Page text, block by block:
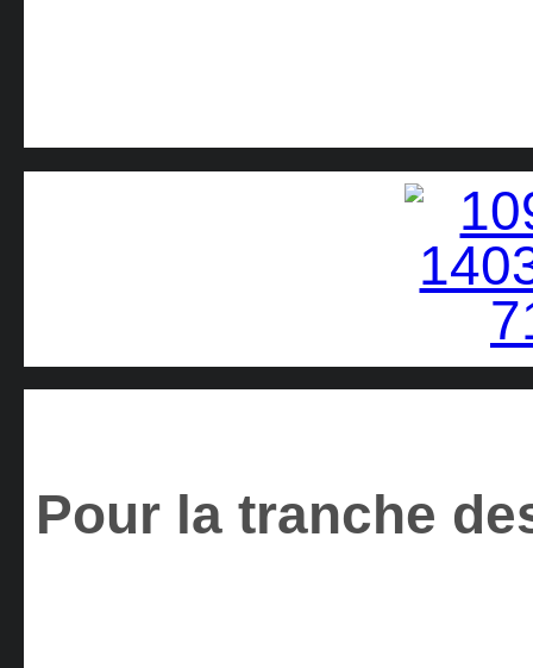
Pour la tranche